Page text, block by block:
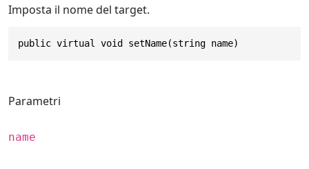
Imposta il nome del target.
public virtual void setName(string name)
Parametri
name